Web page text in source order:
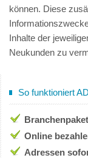
können. Diese
Inhalte der
Neukunden zu
So funktioniert
Online
Adressen